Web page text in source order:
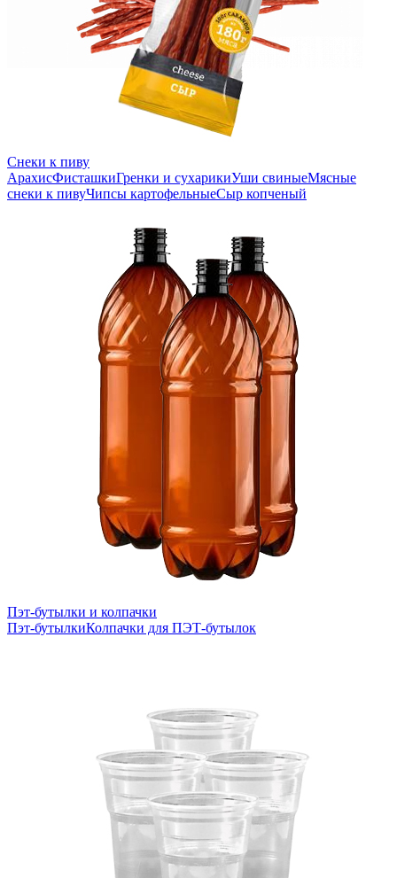
Снеки к пиву
АрахисФисташкиГренки и сухарикиУши свиныеМясные
снеки к пивуЧипсы картофельныеСыр копченый
Пэт-бутылки и колпачки
Пэт-бутылкиКолпачки для ПЭТ-бутылок